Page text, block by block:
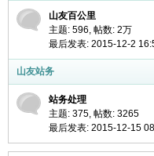
山友百公里
主题: 596, 帖数: 2万
最后发表: 2015-12-2
山友站务
站务处理
主题: 375, 帖数: 3265
最后发表: 2015-12-15